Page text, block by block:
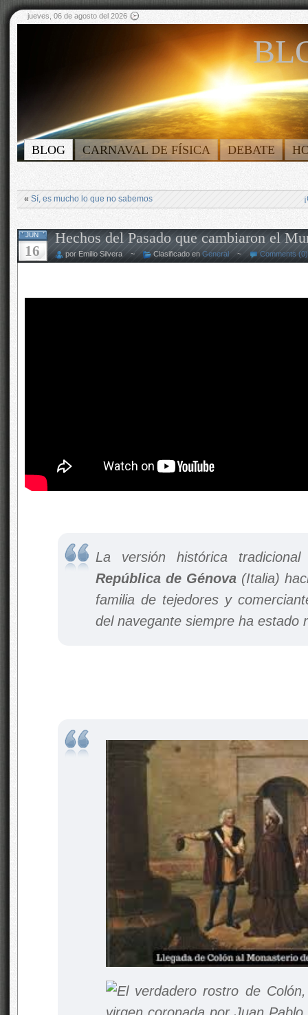
jueves, 06 de agosto del 2026
BLOG CARNAVAL DE FÍSICA DEBATE
« Sí, es mucho lo que no sabemos
JUN
16
Hechos del Pasado que cambiaron el
por Emilio Silvera ~ Clasificado en General ~ Comments (0)
La versión histórica
República de Génova (Italia)
familia de tejedores y
del navegante siempre ha estado